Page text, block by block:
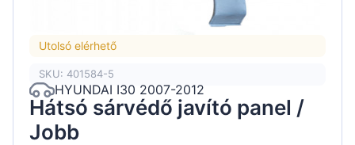
Utolsó elérhető
SKU: 401584-5
HYUNDAI I30 2007-2012
Hátsó sárvédő javító panel /
Jobb